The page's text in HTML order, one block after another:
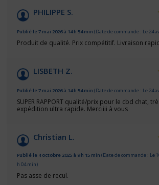
/10
Basé sur 16 avis
PHILIPPE S.
Publié le 7 mai 2026 à 14 h 54 min(Date de commande : Le 24
Produit de qualité. Prix compétitif. Livraison
LISBETH Z.
Publié le 7 mai 2026 à 14 h 54 min(Date de commande : Le 24
SUPER RAPPORT qualité/prix pour le cbd chat,
expédition ultra rapide. Merciiii à vous
Christian L.
Publié le 4 octobre 2025 à 9 h 15 min(Date de commande : Le
h 04 min)
Pas asse de recul.